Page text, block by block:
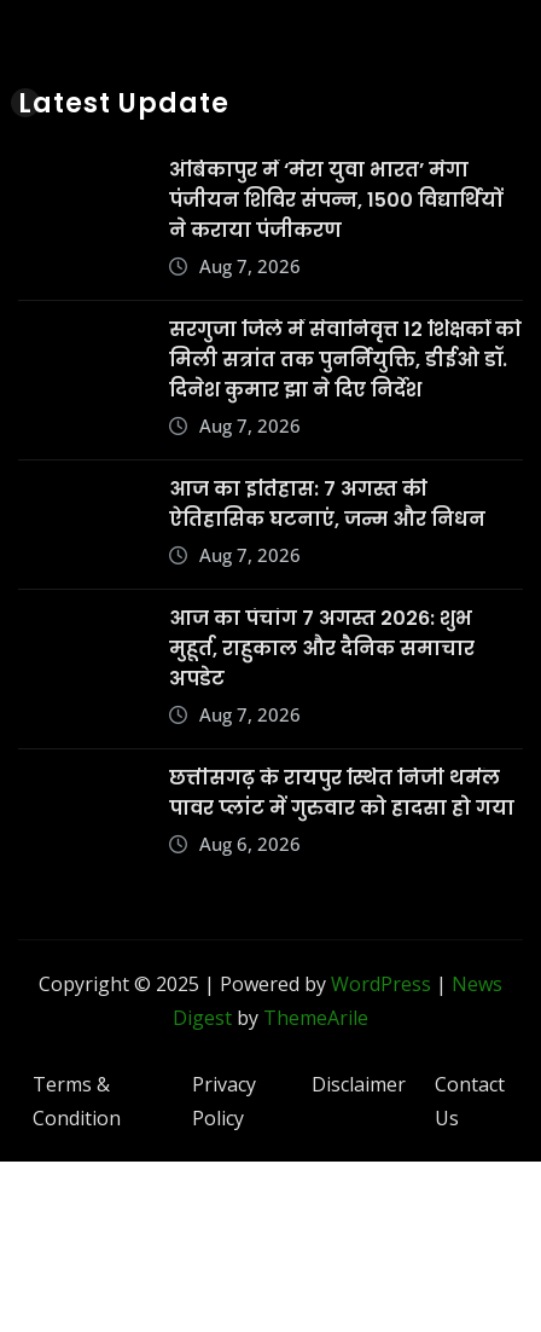
Latest Update
अंबिकापुर में ‘मेरा युवा भारत’ मेगा
पंजीयन शिविर संपन्न, 1500 विद्यार्थियों
ने कराया पंजीकरण
Aug 7, 2026
सरगुजा जिले में सेवानिवृत्त 12 शिक्षकों को
मिली सत्रांत तक पुनर्नियुक्ति, डीईओ डॉ.
दिनेश कुमार झा ने दिए निर्देश
Aug 7, 2026
आज का इतिहास: 7 अगस्त की
ऐतिहासिक घटनाएं, जन्म और निधन
Aug 7, 2026
आज का पंचांग 7 अगस्त 2026: शुभ
मुहूर्त, राहुकाल और दैनिक समाचार
अपडेट
Aug 7, 2026
छत्तीसगढ़ के रायपुर स्थित निजी थर्मल
पावर प्लांट में गुरुवार को हादसा हो गया
Aug 6, 2026
Copyright © 2025 | Powered byWordPress | News
Digest by ThemeArile
Terms &
Condition
Privacy
Policy
Disclaimer
Contact
Us